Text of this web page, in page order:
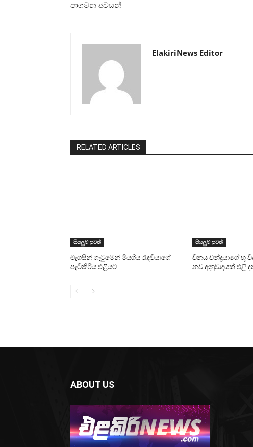
පාගමන අවසන්
ElakiriNews Editor
RELATED ARTICLES
සියලුම පුවත්
මැගසින් ගැටුමෙන් මියගිය රැඳවියාගේ
පැටිකිරිය එළියට
සියලුම පුවත්
චීනය චන්ද්‍රයාගේ භූ
නව අනුවාදයක් එළි
ABOUT US